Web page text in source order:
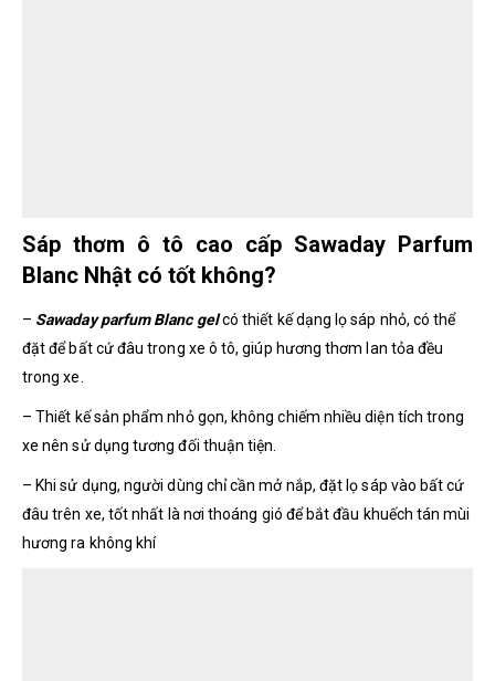
Sáp thơm ô tô cao cấp Sawaday Parfum
Blanc Nhật có tốt không?
– Sawaday parfum Blanc gelcó thiết kế dạng lọ sáp nhỏ, có thể
đặt để bất cứ đâu trong xe ô tô, giúp hương thơm lan tỏa đều
trong xe.
– Thiết kế sản phẩm nhỏ gọn, không chiếm nhiều diện tích trong
xe nên sử dụng tương đối thuận tiện.
– Khi sử dụng, người dùng chỉ cần mở nắp, đặt lọ sáp vào bất cứ
đâu trên xe, tốt nhất là nơi thoáng gió để bắt đầu khuếch tán mùi
hương ra không khí